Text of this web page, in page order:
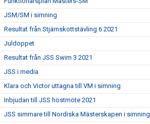
JSM/SM i simning
Resultat från Stjärnskottstävling 6 2021
Juldoppet
Resultat från JSS Swim 3 2021
JSS i media
Klara och Victor uttagna till VM i simning
Inbjudan till JSS höstmöte 2021
JSS simmare till Nordiska Mästerskapen i simning